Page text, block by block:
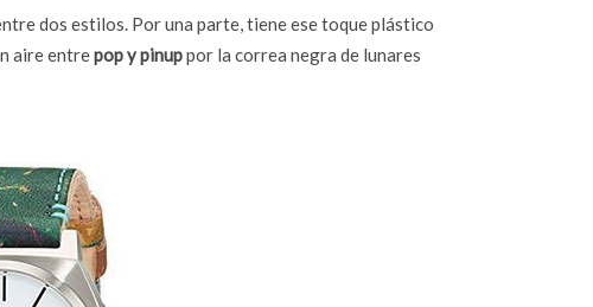
dos estilos. Por una parte, tiene ese toque plástico
aire entrepop y pinuppor la correa negra de lunares